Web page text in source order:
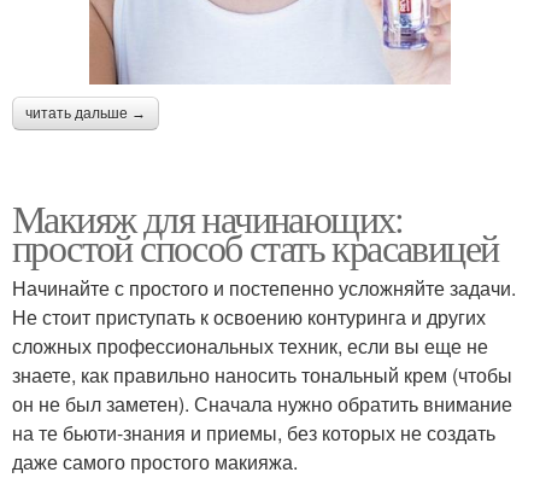
читать дальше →
Макияж для начинающих:
простой способ стать красавицей
Начинайте с простого и постепенно усложняйте задачи.
Не стоит приступать к освоению контуринга и других
сложных профессиональных техник, если вы еще не
знаете, как правильно наносить тональный крем (чтобы
он не был заметен). Сначала нужно обратить внимание
на те бьюти-знания и приемы, без которых не создать
даже самого простого макияжа.